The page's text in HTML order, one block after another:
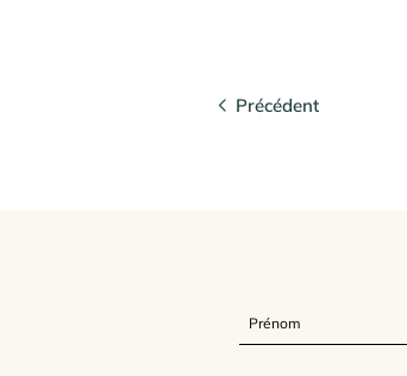
Précédent